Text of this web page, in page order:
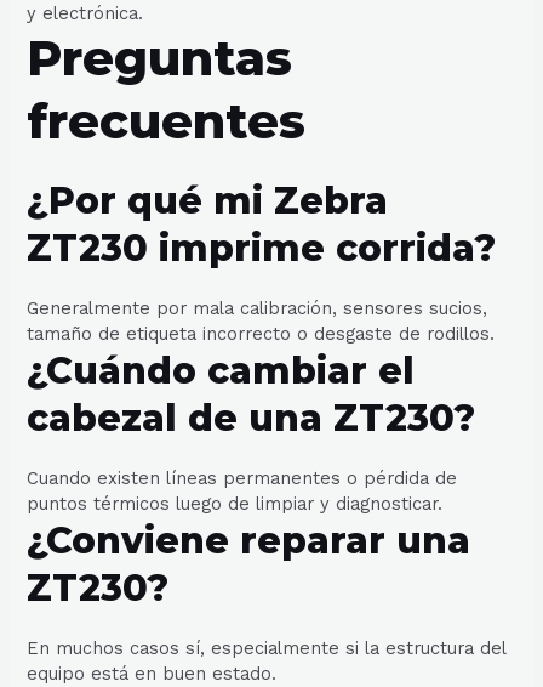
y electrónica.
Preguntas
frecuentes
¿Por qué mi Zebra
ZT230 imprime corrida?
Generalmente por mala calibración, sensores sucios,
tamaño de etiqueta incorrecto o desgaste de rodillos.
¿Cuándo cambiar el
cabezal de una ZT230?
Cuando existen líneas permanentes o pérdida de
puntos térmicos luego de limpiar y diagnosticar.
¿Conviene reparar una
ZT230?
En muchos casos sí, especialmente si la estructura del
equipo está en buen estado.